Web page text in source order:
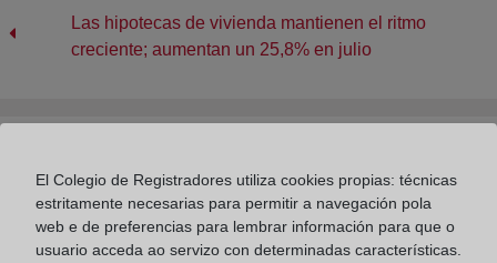
Las hipotecas de vivienda mantienen el ritmo
creciente; aumentan un 25,8% en julio
web un formulario para facilitar a los afectados por los
incendios notas simples de forma automática y
gratuita
El Colegio de Registradores utiliza cookies propias: técnicas
estritamente necesarias para permitir a navegación pola
web e de preferencias para lembrar información para que o
usuario acceda ao servizo con determinadas características.